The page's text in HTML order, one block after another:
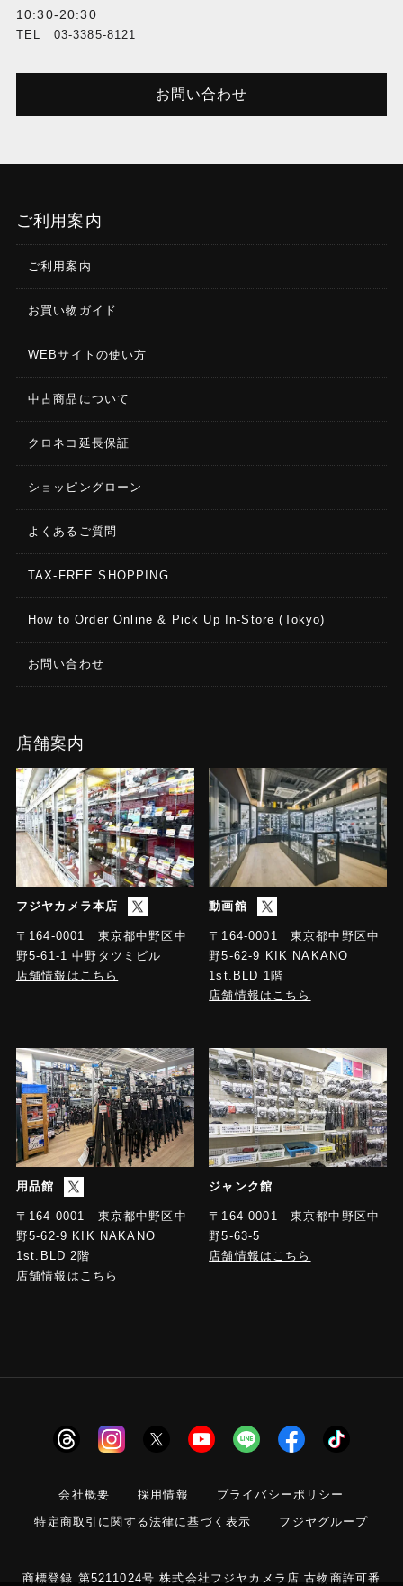
10:30-20:30
TEL 03-3385-8121
お問い合わせ
ご利用案内
ご利用案内
お買い物ガイド
WEBサイトの使い方
中古商品について
クロネコ延長保証
ショッピングローン
よくあるご質問
TAX-FREE SHOPPING
How to Order Online & Pick Up In-Store (Tokyo)
お問い合わせ
店舗案内
フジヤカメラ本店
〒164-0001 東京都中野区中
野5-61-1 中野タツミビル
店舗情報はこちら
動画館
〒164-0001 東京都中野区中
野5-62-9 KIK NAKANO
1st.BLD 1階
店舗情報はこちら
用品館
〒164-0001 東京都中野区中
野5-62-9 KIK NAKANO
1st.BLD 2階
店舗情報はこちら
ジャンク館
〒164-0001 東京都中野区中
野5-63-5
店舗情報はこちら
会社概要 採用情報
プライバシーポリシー
特定商取引に関する法律に基づく表示
フジヤグループ
商標登録 第5211024号 株式会社フジヤカメラ店 古物商許可番